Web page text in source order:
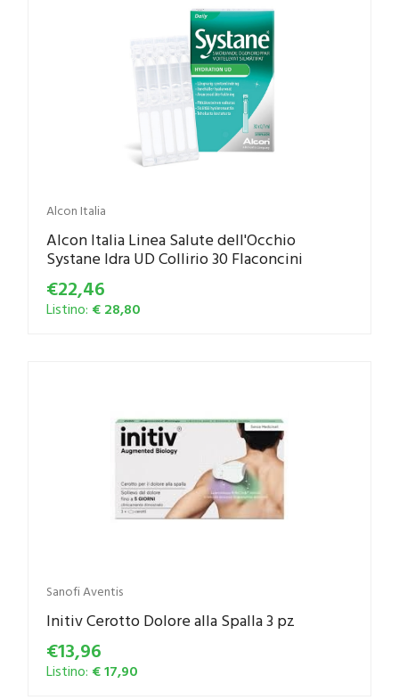
Alcon Italia
Alcon Italia Linea Salute dell'Occhio
Systane Idra UD Collirio 30 Flaconcini
€22,46
Listino: € 28,80
Sanofi Aventis
Initiv Cerotto Dolore alla Spalla 3 pz
€13,96
Listino: € 17,90